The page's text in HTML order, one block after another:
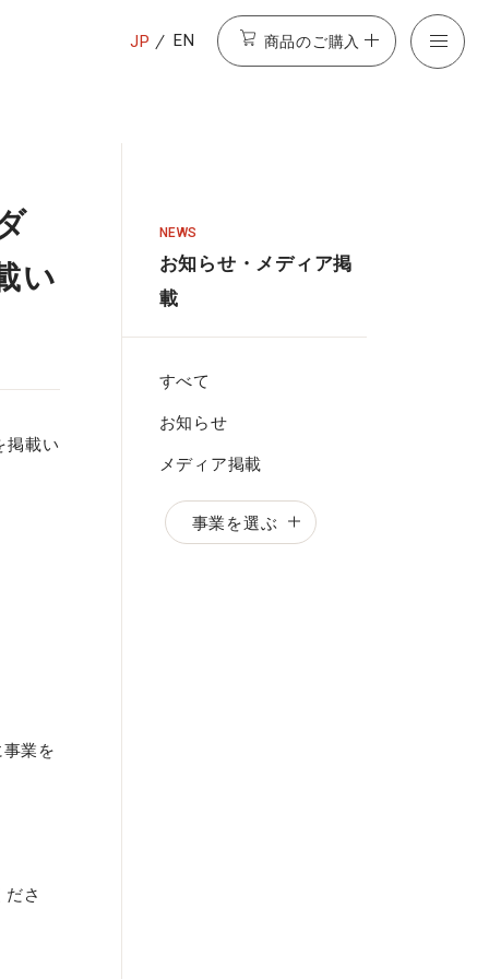
JP EN 商品のご購入
い
掲載い
業を
さ
NEWS
お知らせ・メディア掲
載
すべて
お知らせ
メディア掲載
事業を選ぶ